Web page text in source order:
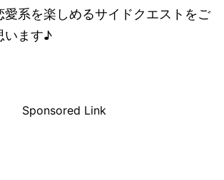
愛系を楽しめるサイドクエストをご
います♪
Sponsored Link